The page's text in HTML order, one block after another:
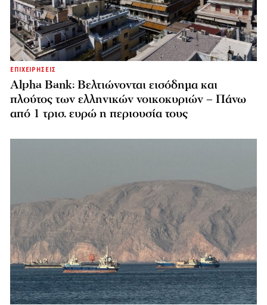
ΕΠΙΧΕΙΡΗΣΕΙΣ
Alpha Bank: Βελτιώνονται εισόδημα και
πλούτος των ελληνικών νοικοκυριών – Πάνω
από 1 τρισ. ευρώ η περιουσία τους